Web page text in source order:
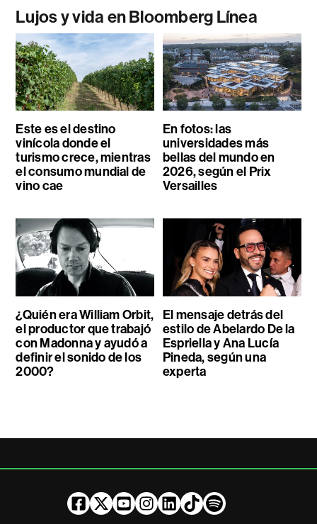
Lujos y vida en Bloomberg Línea
Este es el destino
vinícola donde el
turismo crece, mientras
el consumo mundial de
vino cae
En fotos: las
universidades más
bellas del mundo en
2026, según el Prix
Versailles
¿Quién era William Orbit,
el productor que trabajó
con Madonna y ayudó a
definir el sonido de los
2000?
El mensaje detrás del
estilo de Abelardo De la
Espriella y Ana Lucía
Pineda, según una
experta